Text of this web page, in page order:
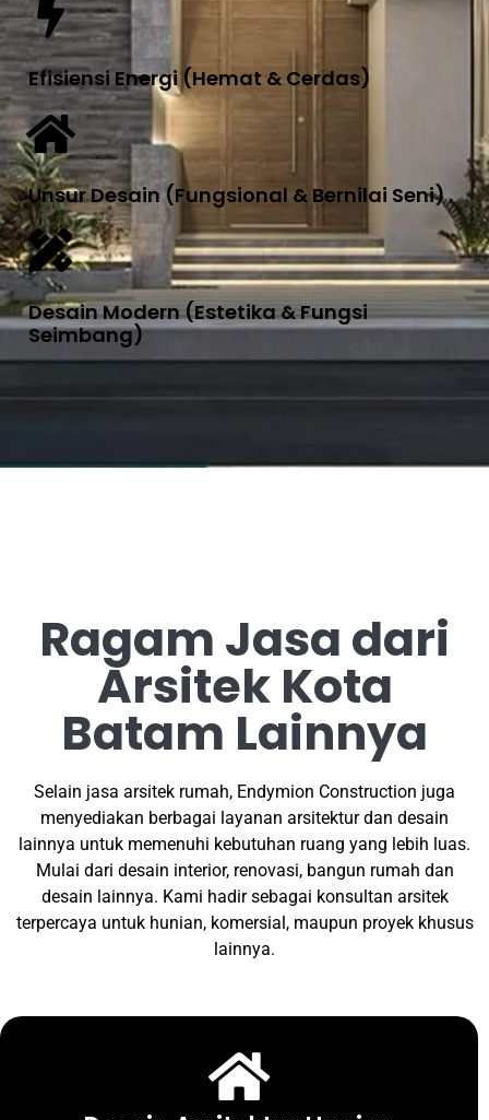
Efisiensi Energi (Hemat & Cerdas)
Unsur Desain (Fungsional & Bernilai Seni)
Desain Modern (Estetika & Fungsi
Seimbang)
Ragam Jasa dari
Arsitek Kota
Batam Lainnya
Selain jasa arsitek rumah, Endymion Construction juga
menyediakan berbagai layanan arsitektur dan desain
lainnya untuk memenuhi kebutuhan ruang yang lebih luas.
Mulai dari desain interior, renovasi, bangun rumah dan
desain lainnya. Kami hadir sebagai konsultan arsitek
terpercaya untuk hunian, komersial, maupun proyek khusus
lainnya.